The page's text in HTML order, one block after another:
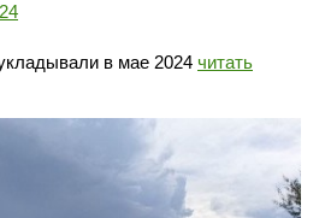
в мае 2024 читать